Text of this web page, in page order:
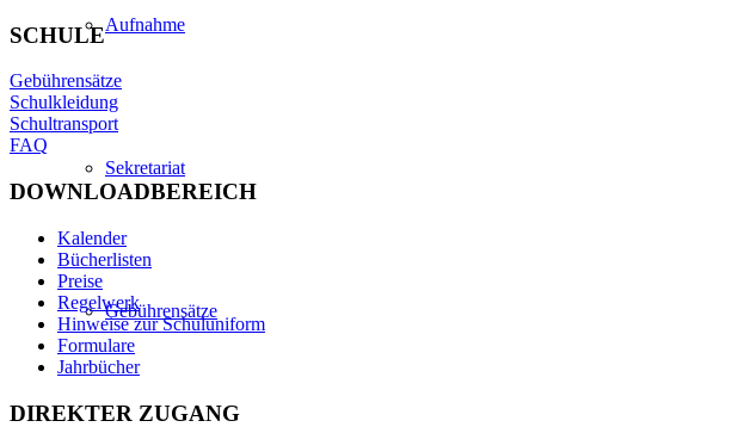
Aufnahme
Sekretariat
Gebührensätze
SCHULE
Gebührensätze
Schulkleidung
Schultransport
FAQ
DOWNLOADBEREICH
Kalender
Bücherlisten
Preise
Regelwerk
Hinweise zur Schuluniform
Formulare
Jahrbücher
DIREKTER ZUGANG